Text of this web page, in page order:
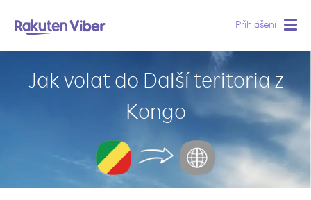
Přihlášení
Jak volat do Další teritoria z
Kongo